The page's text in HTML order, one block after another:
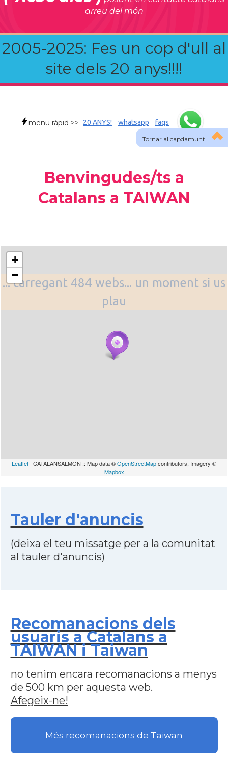
arreu del món
2005-2025: Fes un cop d'ull al
site dels 20 anys!!!!
Tornar al capdamunt
menu ràpid >> 20 ANYS! whatsapp faqs
Benvingudes/ts a
Catalans a TAIWAN
... carregant 484 webs... un moment si us
plau
+
−
Leaflet | CATALANSALMON :: Map data ©OpenStreetMapcontributors, Imagery ©
Mapbox
Tauler d'anuncis
(deixa el teu missatge per a la comunitat
al tauler d'anuncis)
Recomanacions dels
usuaris a Catalans a
TAIWAN i Taiwan
no tenim encara recomanacions a menys
de 500 km per aquesta web.
Afegeix-ne!
Més recomanacions de Taiwan